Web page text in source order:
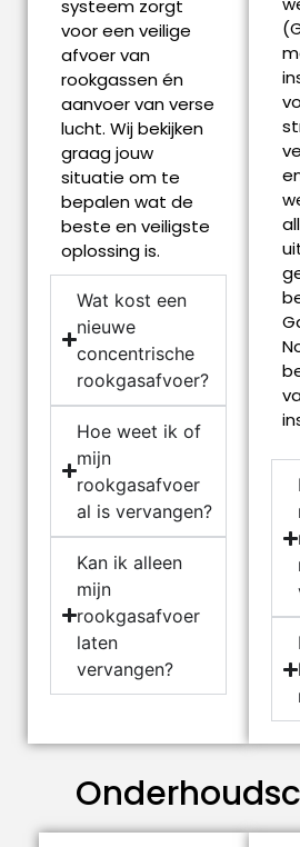
systeem zorgt
voor een veilige
afvoer van
rookgassen én
aanvoer van verse
lucht. Wij bekijken
graag jouw
situatie om te
bepalen wat de
beste en veiligste
oplossing is.
Wat kost een
nieuwe
concentrische
rookgasafvoer?
Hoe weet ik of
mijn
rookgasafvoer
al is vervangen?
Kan ik alleen
mijn
rookgasafvoer
laten
vervangen?